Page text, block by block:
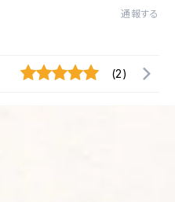
通報する
(2)